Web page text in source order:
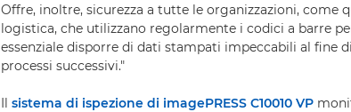
Offre, inoltre, sicurezza a tutte le organizzazioni, come
logistica, che utilizzano regolarmente i codici a barre
essenziale disporre di dati stampati impeccabili al fine
processi successivi."
Il sistema di ispezione di imagePRESS C10010 VP